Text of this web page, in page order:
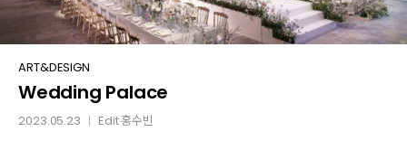
Wedding
Palace
ART&DESIGN
Wedding Palace
2023.05.23 Edit홍수빈